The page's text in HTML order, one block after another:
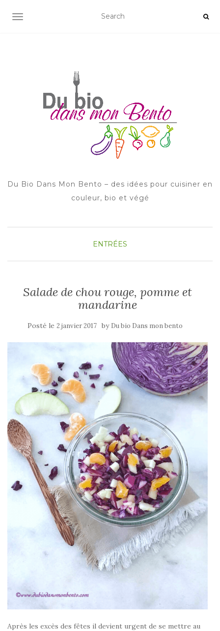
AFFICHER/MASQUER LA NAVIGATION
Du Bio Dans Mon Bento – des idées pour cuisiner en
couleur, bio et végé
ENTRÉES
Salade de chou rouge, pomme et
mandarine
Posté le 2 janvier 2017 by Du bio Dans mon bento
Après les excès des fêtes il devient urgent de se mettre au